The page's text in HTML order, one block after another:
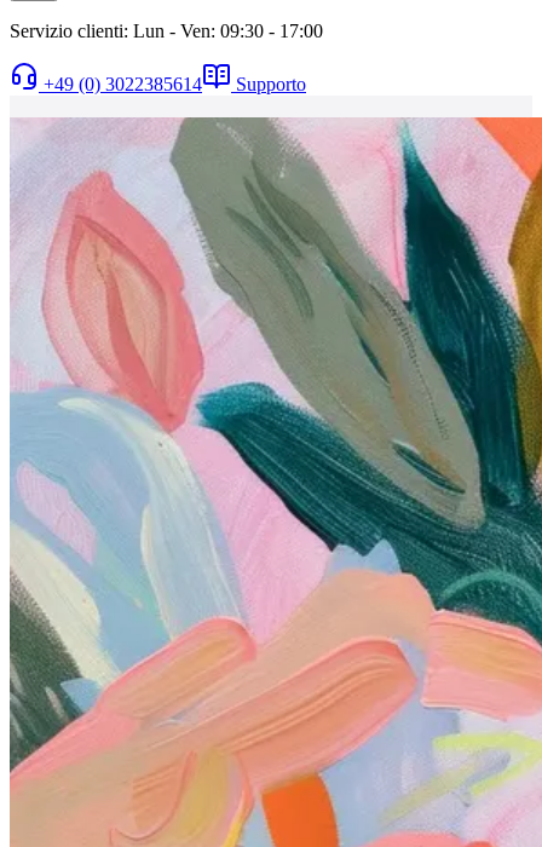
Servizio clienti: Lun - Ven: 09:30 - 17:00
+49 (0) 3022385614 Supporto